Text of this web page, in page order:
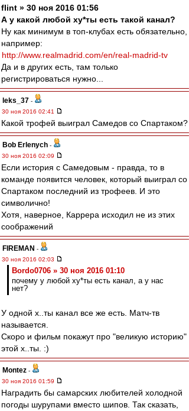
flint » 30 ноя 2016 01:56
А у какой любой ху*ты есть такой канал?
Ну как минимум в топ-клубах есть обязательно,
например:
http://www.realmadrid.com/en/real-madrid-tv
Да и в других есть, там только
регистрироваться нужно...
leks_37 -
30 ноя 2016 02:41
Какой трофей выиграл Самедов со Спартаком?
Bob Erlenych -
30 ноя 2016 02:09
Если история с Самедовым - правда, то в
команде появится человек, который выиграл со
Спартаком последний из трофеев. И это
символично!
Хотя, наверное, Каррера исходил не из этих
соображений
FIREMAN -
30 ноя 2016 02:03
Bordo0706 » 30 ноя 2016 01:10
почему у любой ху*ты есть канал, а у нас
нет?
У одной х..ты канал все же есть. Матч-тв
называется.
Скоро и фильм покажут про "великую историю"
этой х..ты. :)
Montez -
30 ноя 2016 01:59
Наградить бы самарских любителей холодной
погоды шурупами вместо шипов. Так сказать,